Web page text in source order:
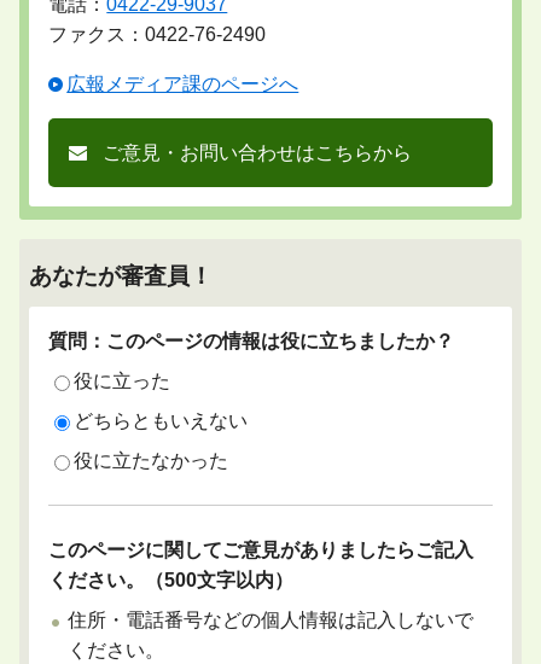
ファクス：0422-76-2490
広報メディア課のページへ
ご意見・お問い合わせはこちらから
あなたが審査員！
質問：このページの情報は役に立ちましたか？
役に立った
どちらともいえない
役に立たなかった
このページに関してご意見がありましたらご記入
ください。（500文字以内）
住所・電話番号などの個人情報は記入しないで
ください。